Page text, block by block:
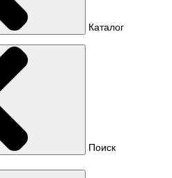
Каталог
Поиск